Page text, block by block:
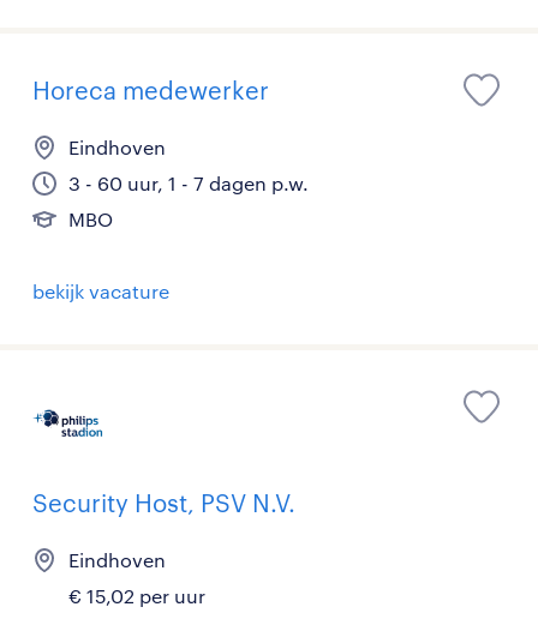
Horeca medewerker
Eindhoven
3 - 60 uur, 1 - 7 dagen p.w.
MBO
bekijk vacature
Security Host, PSV N.V.
Eindhoven
€ 15,02 per uur